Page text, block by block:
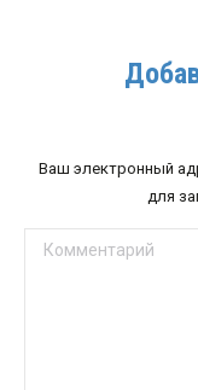
Ваш электронный
для
Комментарий